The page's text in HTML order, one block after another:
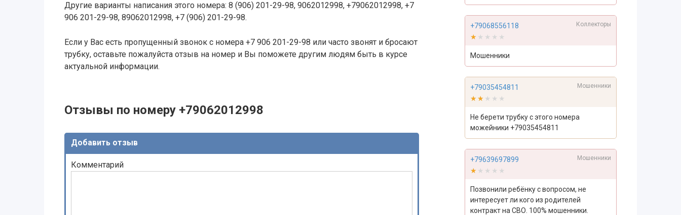
Другие варианты написания этого номера: 8 (906) 201-29-98, 9062012998, +79062012998, +7
906 201-29-98, 89062012998, +7 (906) 201-29-98.
Если у Вас есть пропущенный звонок с номера +7 906 201-29-98 или часто звонят и бросают
трубку, оставьте пожалуйста отзыв на номер и Вы поможете другим людям быть в курсе
актуальной информации.
Отзывы по номеру +79062012998
Добавить отзыв
Комментарий
+79068556118 Коллекторы
★★★★★
★★★★★
Мошенники
+79035454811 Мошенники
★★★★★
★★★★★
Не берети трубку с этого номера
можейники +79035454811
+79639697899 Мошенники
★★★★★
★★★★★
Позвонили ребёнку с вопросом, не
интересует ли кого из родителей
контракт на СВО. 100% мошенники.